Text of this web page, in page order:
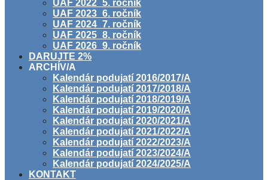
UAF 2022_5. ročník
UAF 2023_6. ročník
UAF 2024_7. ročník
UAF 2025_8. ročník
UAF 2026_9. ročník
DARUJTE 2%
ARCHÍV/A
Kalendár podujatí 2016/2017/A
Kalendár podujatí 2017/2018/A
Kalendár podujatí 2018/2019/A
Kalendár podujatí 2019/2020/A
Kalendár podujatí 2020/2021/A
Kalendár podujatí 2021/2022/A
Kalendár podujatí 2022/2023/A
Kalendár podujatí 2023/2024/A
Kalendár podujatí 2024/2025/A
KONTAKT